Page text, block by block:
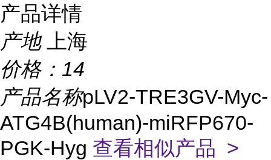
产品详情
产地
上海
价格： 14
产品名称pLV2-TRE3GV-Myc-
ATG4B(human)-miRFP670-
PGK-Hyg 查看相似产品 >